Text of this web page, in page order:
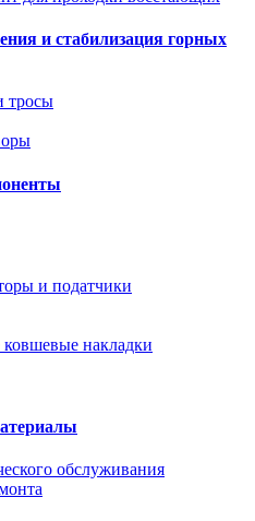
и стабилизация горных
тросы
и податчики
накладки
обслуживания